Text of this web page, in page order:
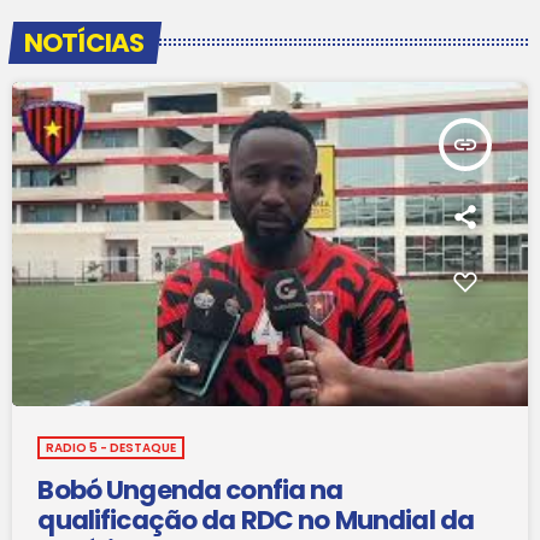
NOTÍCIAS
insert_link
RADIO 5 - DESTAQUE
Bobó Ungenda confia na
qualificação da RDC no Mundial da